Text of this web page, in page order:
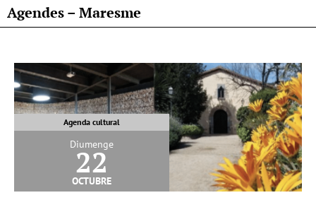
Agendes – Maresme
Agenda cultural
Diumenge
22
octubre